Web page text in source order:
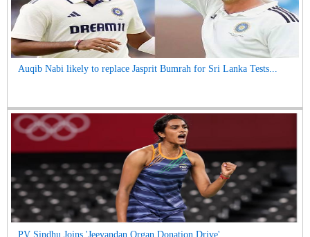
Auqib Nabi likely to replace Jasprit Bumrah for Sri Lanka Tests...
PV Sindhu Joins 'Jeevandan Organ Donation Drive'...